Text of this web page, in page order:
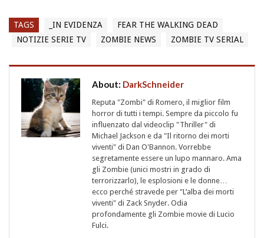
TAGS _IN EVIDENZA
FEAR THE WALKING DEAD
NOTIZIE SERIE TV
ZOMBIE NEWS ZOMBIE TV SERIAL
About: DarkSchneider
Reputa "Zombi" di Romero, il miglior film
horror di tutti i tempi. Sempre da piccolo fu
influenzato dal videoclip "Thriller" di
Michael Jackson e da "Il ritorno dei morti
viventi" di Dan O'Bannon. Vorrebbe
segretamente essere un lupo mannaro. Ama
gli Zombie (unici mostri in grado di
terrorizzarlo), le esplosioni e le donne…
ecco perché stravede per "L’alba dei morti
viventi" di Zack Snyder. Odia
profondamente gli Zombie movie di Lucio
Fulci.